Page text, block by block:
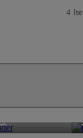
4